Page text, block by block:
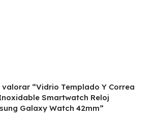
valorar “Vidrio Templado Y Correa
Smartwatch Reloj
Galaxy Watch 42mm”